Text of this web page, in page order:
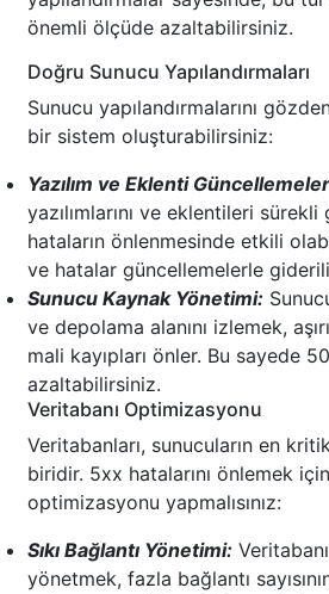
önemli ölçüde azaltabilirsiniz.
Doğru Sunucu Yapılandırmaları
Sunucu yapılandırmalarını
bir sistem oluşturabilirsiniz:
Yazılım ve Eklenti
yazılımlarını ve eklentileri
hataların önlenmesinde etkili
ve hatalar güncellemelerle
Sunucu Kaynak Yönetimi:
ve depolama alanını izlemek,
mali kayıpları önler. Bu sayede
azaltabilirsiniz.
Veritabanı Optimizasyonu
Veritabanları, sunucuların en
biridir. 5xx hatalarını önlemek
optimizasyonu yapmalısınız:
Sıkı Bağlantı Yönetimi:
yönetmek, fazla bağlantı